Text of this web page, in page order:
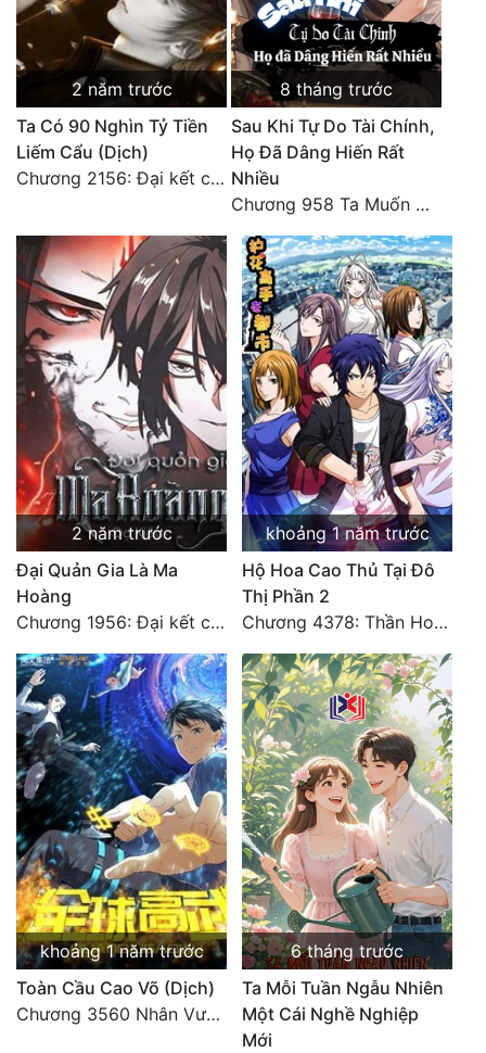
2 năm trước
Ta Có 90 Nghìn Tỷ Tiền
Liếm Cẩu (Dịch)
Chương 2156: Đại kết cục!!!
8 tháng trước
Sau Khi Tự Do Tài Chính,
Họ Đã Dâng Hiến Rất
Nhiều
Chương 958 Ta Muốn Cùng Các Cô Vĩnh Viễn Ở Bên Nhau (2) Hết
2 năm trước
Đại Quản Gia Là Ma
Hoàng
Chương 1956: Đại kết cục
khoảng 1 năm trước
Hộ Hoa Cao Thủ Tại Đô
Thị Phần 2
Chương 4378: Thần Hoàng Hạ Thiên (Đại kết cục) (03)
khoảng 1 năm trước
Toàn Cầu Cao Võ (Dịch)
Chương 3560 Nhân Vương trở về - END
6 tháng trước
Ta Mỗi Tuần Ngẫu Nhiên
Một Cái Nghề Nghiệp
Mới